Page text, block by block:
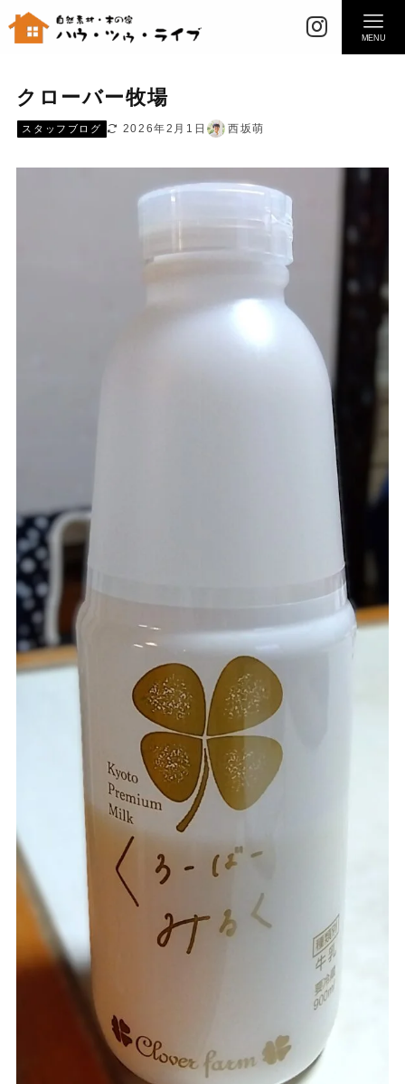
MENU
クローバー牧場
スタッフブログ 2026年2月1日 西坂萌